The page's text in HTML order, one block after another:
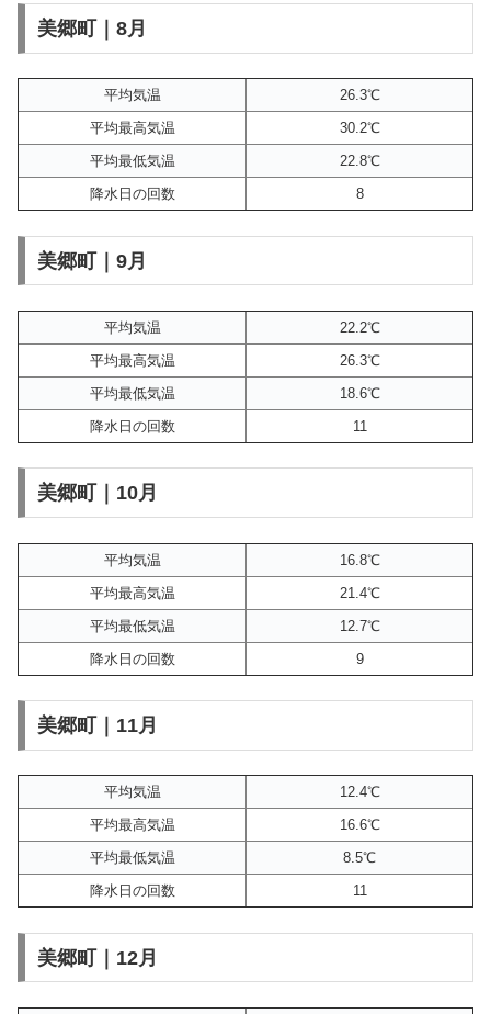
美郷町｜8月
平均気温
26.3℃
平均最高気温
30.2℃
平均最低気温
22.8℃
降水日の回数
8
美郷町｜9月
平均気温
22.2℃
平均最高気温
26.3℃
平均最低気温
18.6℃
降水日の回数
11
美郷町｜10月
平均気温
16.8℃
平均最高気温
21.4℃
平均最低気温
12.7℃
降水日の回数
9
美郷町｜11月
平均気温
12.4℃
平均最高気温
16.6℃
平均最低気温
8.5℃
降水日の回数
11
美郷町｜12月